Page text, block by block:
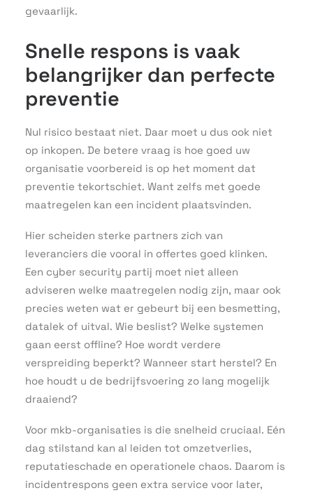
gevaarlijk.
Snelle respons is vaak
belangrijker dan perfecte
preventie
Nul risico bestaat niet. Daar moet u dus ook niet
op inkopen. De betere vraag is hoe goed uw
organisatie voorbereid is op het moment dat
preventie tekortschiet. Want zelfs met goede
maatregelen kan een incident plaatsvinden.
Hier scheiden sterke partners zich van
leveranciers die vooral in offertes goed klinken.
Een cyber security partij moet niet alleen
adviseren welke maatregelen nodig zijn, maar ook
precies weten wat er gebeurt bij een besmetting,
datalek of uitval. Wie beslist? Welke systemen
gaan eerst offline? Hoe wordt verdere
verspreiding beperkt? Wanneer start herstel? En
hoe houdt u de bedrijfsvoering zo lang mogelijk
draaiend?
Voor mkb-organisaties is die snelheid cruciaal. Eén
dag stilstand kan al leiden tot omzetverlies,
reputatieschade en operationele chaos. Daarom is
incidentrespons geen extra service voor later,